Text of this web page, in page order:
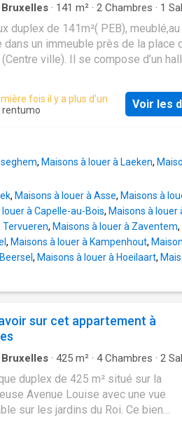
en een douchekamer. Op de
is er een zuidgerichte terras van ±
materialen en mooie
op de lasten: 125 €/maand
delen, afstand van
EPC: C. Exclusief te
bij L&P!
· 141 m² · 2 Chambres · 1
· Terrasse
duplex de 141m²( PEB),
dans un immeuble près de la place
ville). Il se compose d’un hall
buanderie, hall de nuit, 2
Cave.Garage. Double
magasins, restaurants, cinémas.
fois il y a plus d'un
rentumo Voir les
, Maisons à louer à Laeken,
, Maisons à louer à Asse, Maisons à
louer à Capelle-au-Bois, Maisons à louer
Tervueren, Maisons à louer à Zaventem,
, Maisons à louer à Kampenhout,
, Maisons à louer à Hoeilaart,
sur cet appartement à
· 425 m² · 4Chambres · 2
duplex de 425 m² situé sur la
Avenue Louise avec une vue
sur les jardins du Roi. Ce bien